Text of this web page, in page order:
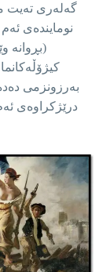
گەلەری تەیت
نومایندەی
بەرزونزمی
درێژکراوەی